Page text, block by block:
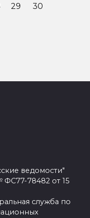
29
30
ведомости"
78482 от 15
служба по